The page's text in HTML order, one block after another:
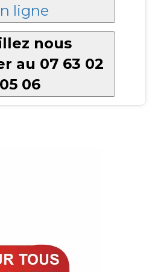
ligne
nous
au 07 63 02
05 06